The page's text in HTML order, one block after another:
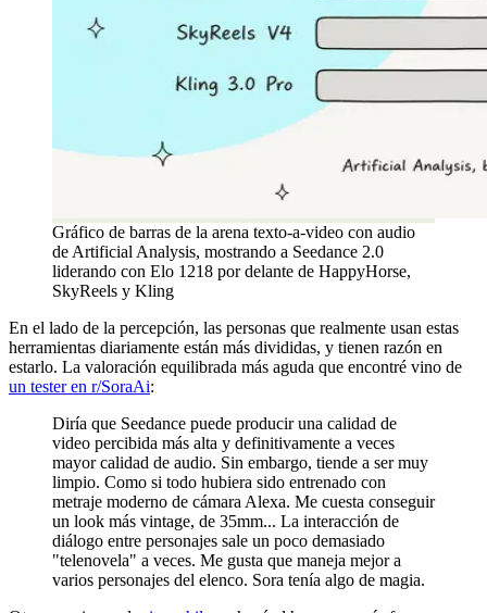
Gráfico de barras de la arena texto-a-video con audio
de Artificial Analysis, mostrando a Seedance 2.0
liderando con Elo 1218 por delante de HappyHorse,
SkyReels y Kling
En el lado de la percepción, las personas que realmente usan estas
herramientas diariamente están más divididas, y tienen razón en
estarlo. La valoración equilibrada más aguda que encontré vino de
un tester en r/SoraAi:
Diría que Seedance puede producir una calidad de
video percibida más alta y definitivamente a veces
mayor calidad de audio. Sin embargo, tiende a ser muy
limpio. Como si todo hubiera sido entrenado con
metraje moderno de cámara Alexa. Me cuesta conseguir
un look más vintage, de 35mm... La interacción de
diálogo entre personajes sale un poco demasiado
"telenovela" a veces. Me gusta que maneja mejor a
varios personajes del elenco. Sora tenía algo de magia.